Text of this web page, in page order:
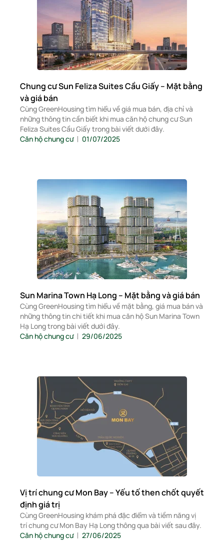
Chung cư Sun Feliza Suites Cầu Giấy – Mặt bằng
và giá bán
Cùng GreenHousing tìm hiểu về giá mua bán, địa chỉ và
những thông tin cần biết khi mua căn hộ chung cư Sun
Feliza Suites Cầu Giấy trong bài viết dưới đây.
Căn hộ chung cư
01/07/2025
Sun Marina Town Hạ Long – Mặt bằng và giá bán
Cùng GreenHousing tìm hiểu về mặt bằng, giá mua bán và
những thông tin chi tiết khi mua căn hộ Sun Marina Town
Hạ Long trong bài viết dưới đây.
Căn hộ chung cư
29/06/2025
Vị trí chung cư Mon Bay – Yếu tố then chốt quyết
định giá trị
Cùng GreenHousing khám phá đặc điểm và tiềm năng vị
trí chung cư Mon Bay Hạ Long thông qua bài viết sau đây.
Căn hộ chung cư
27/06/2025